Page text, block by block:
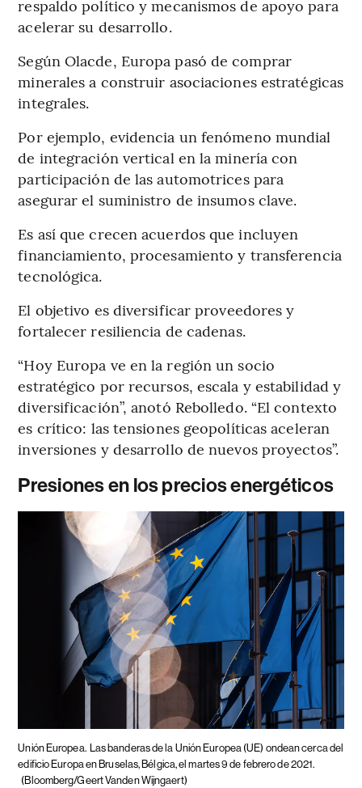
respaldo político y mecanismos de apoyo para
acelerar su desarrollo.
Según Olacde, Europa pasó de comprar
minerales a construir asociaciones estratégicas
integrales.
Por ejemplo, evidencia un fenómeno mundial
de integración vertical en la minería con
participación de las automotrices para
asegurar el suministro de insumos clave.
Es así que crecen acuerdos que incluyen
financiamiento, procesamiento y transferencia
tecnológica.
El objetivo es diversificar proveedores y
fortalecer resiliencia de cadenas.
“Hoy Europa ve en la región un socio
estratégico por recursos, escala y estabilidad y
diversificación”, anotó Rebolledo. “El contexto
es crítico: las tensiones geopolíticas aceleran
inversiones y desarrollo de nuevos proyectos”.
Presiones en los precios energéticos
Unión Europea. Las banderas de la Unión Europea (UE) ondean cerca del
edificio Europa en Bruselas, Bélgica, el martes 9 de febrero de 2021.
(Bloomberg/Geert Vanden Wijngaert)